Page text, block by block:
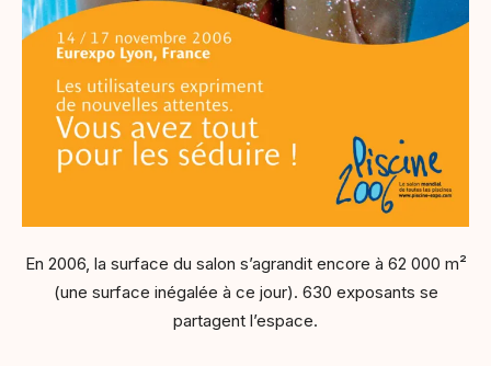
En 2006, la surface du salon s’agrandit encore à 62 000 m²
(une surface inégalée à ce jour). 630 exposants se
partagent l’espace.